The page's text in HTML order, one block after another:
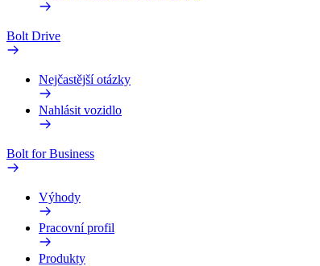
Bolt Drive
Nejčastější otázky
Nahlásit vozidlo
Bolt for Business
Výhody
Pracovní profil
Produkty